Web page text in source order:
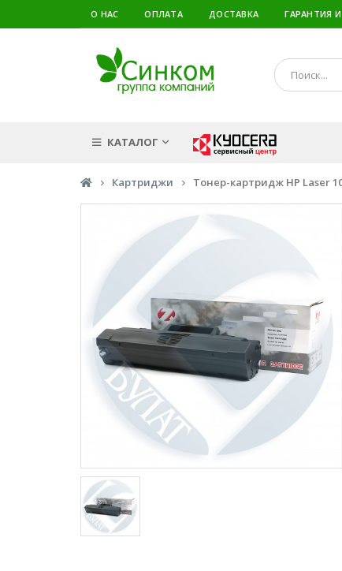
О НАС ОПЛАТА ДОСТАВКА ГАРАНТИЯ
КАТАЛОГ
Картриджи Тонер-картридж HP Laser